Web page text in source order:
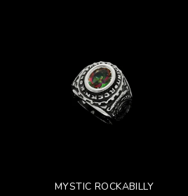
MYSTIC ROCKABILLY